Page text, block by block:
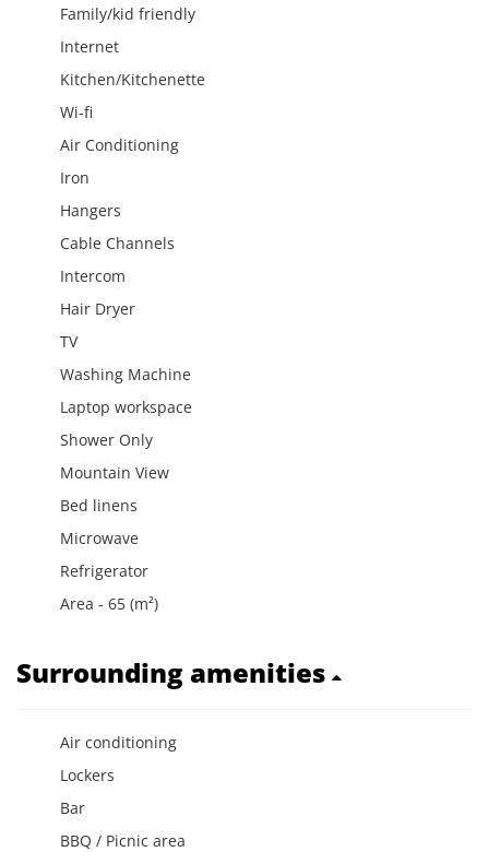
Family/kid friendly
Internet
Kitchen/Kitchenette
Wi-fi
Air Conditioning
Iron
Hangers
Cable Channels
Intercom
Hair Dryer
TV
Washing Machine
Laptop workspace
Shower Only
Mountain View
Bed linens
Microwave
Refrigerator
Area - 65 (m²)
Surrounding amenities
Air conditioning
Lockers
Bar
BBQ / Picnic area